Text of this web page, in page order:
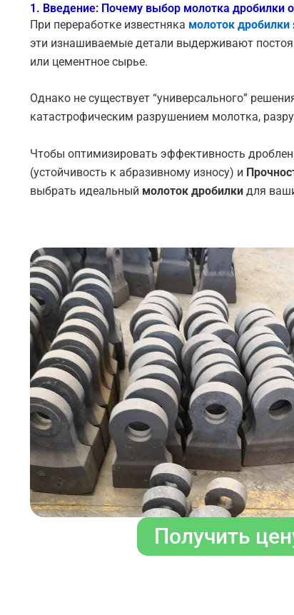
1. Введение: Почему выбор молотка дробилки
При переработке известняка молоток дробилки
эти изнашиваемые детали выдерживают
или цементное сырье.
Однако не существует “универсального”
катастрофическим разрушением молотка,
Чтобы оптимизировать эффективность
(устойчивость к абразивному износу) и
выбрать идеальный молоток дробилки для
Получить